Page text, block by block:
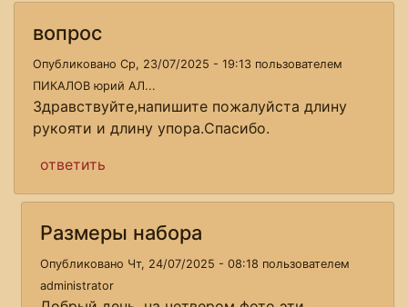
вопрос
Опубликовано Ср, 23/07/2025 - 19:13 пользователем
ПИКАЛОВ юрий АЛ...
Здравствуйте,напишите пожалуйста длину
рукояти и длину упора.Спасибо.
ответить
Размеры набора
Опубликовано Чт, 24/07/2025 - 08:18 пользователем
administrator